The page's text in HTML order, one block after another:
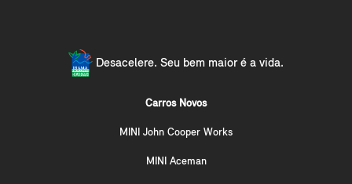
Desacelere. Seu bem maior é a vida.
Carros Novos
MINI John Cooper Works
MINI Aceman